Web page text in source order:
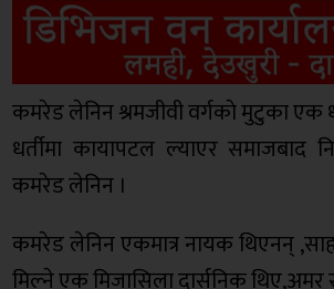
कमरेड लेनिन श्रमजीवी वर्गकाे मुटुका
धर्तीमा कायापटल ल्याएर समाजबाद
कमरेड लेनिन ।
कमरेड लेनिन एकमात्र नायक थिएनन्